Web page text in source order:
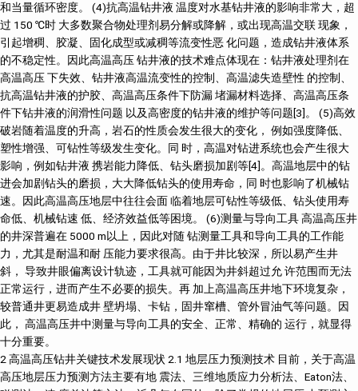
和当量循环密度。 (4)抗高温钻井液 温度对水基钻井液的影响非常大，超
过 150 ℃时 大多数聚合物处理剂易分解或降解，或出现高温交联 现象，
引起增稠、胶凝、固化成型或减稠等流变性恶 化问题，造成钻井液体系
的不稳定性。因此高温高压 钻井液的技术难点体现在：钻井液处理剂在
高温高压 下失效、钻井液高温流变性的控制、高温滤失造壁性 的控制、
抗高温钻井液的护胶、高温高压条件下防漏 堵漏材料选择、高温高压条
件下钻井液的润滑性问题 以及高密度的钻井液的维护等问题[3]。 (5)高效
破岩随着温度的升高，岩石的性质会发生很大的变化， 例如强度降低、
塑性增强、可钻性等级发生变化。同 时，高温对钻进系统也会产生很大
影响，例如钻井液 携岩能力降低、钻头磨损加剧等[4]。高温地层中的钻
进会加剧钻头的磨损，大大降低钻头的使用寿命，同 时也影响了机械钻
速。因此高温高压地层中往往会面 临着地层可钻性等级低、钻头使用寿
命低、机械钻速 低、经济效益低等困境。 (6)测量与导向工具 高温高压井
的井深普遍在 5000 m以上，因此对随 钻测量工具和导向工具的工作能
力，尤其是耐温和耐 压能力要求很高。由于井比较深，所以易产生井
斜， 导致井眼偏离设计轨迹，工具就可能因为井斜超过允 许范围而无法
正常运行，进而产生不必要的损失。再 加上高温高压井地下环境复杂，
较普通井更易造成井 壁坍塌、卡钻，固井窜槽、管外冒油气等问题。因
此， 高温高压井中测量与导向工具的安全、正常、精确的 运行，就显得
十分重要。
2 高温高压钻井关键技术发展现状 2.1 地层压力预测技术 目前，关于高温高压地层压力预测方法主要有地 震法、三维地质应力分析法、Eaton法、磁测法、速 度差法等方法。近几年在国外，除了常规的地层压 力预测方法外，随钻压力监测也得到了越来越多的重 视。比如，Geoservices公司研发了一种可对高温高压 井进行现场地层压力随钻监测的EquiPoise系统，科研 人员根据地层压力监测的实际结果来修正地层压力预 测模型，进而对钻头以下 100~300 m深度的地层压力 剖面进行实时预测。在中海油湛江分公司的钻后实测 压力验证表明，该方法地层孔隙压力预测精度达到了 94%[5]。 另外，一些国外学者还提出了考虑多种因素进行 地层压力预测与分析的新方法。比如，澳大利亚研究 人员通过对伊朗某油田碳酸盐岩储层的研究，利用储 层的压缩性来预测孔隙压力，即当地层被压实时，孔 隙空间减小，会对填充孔隙的流体施加压力，从而建 立了孔隙流体压力产生机制，并尝试了碳酸盐岩孔隙 压力预测的新方法。Stephen等人基于泊松比和杨氏模 量(地震推导)，结合地震反演，得到孔隙度分布和压 缩性的信息，然后将其与孔隙压力联系起来，进而为 远程压力的预测提供了可能性等等。Dutta在研究中将地层压力看作是页岩比率、温度和成岩作用的函数， 通过建立它们之间的关系来预测孔隙压力。Lee等人在 研究中将地层异常高压作为孔隙度和水深的函数建立 起一个新的异常压力预测模型[6-8]。这些方法虽然对施 工有一定的指导作用，但也有一定的局限性，并不能 完全满足深部高温高压地层压力预测的需求。 国内的高温高压井地层压力预测技术多是建立在 基于地震和测井数据的常规方法，同时也借鉴了国外 的一些新技术。近些年，针对南海西部莺歌海盆地和 塔里木盆地等高温高压含油气地层的孔隙压力研究， 促进了我国高温高压孔隙压力预测技术的进步。比较 有代表性的是，蔡军等人改变传统的单井点地层压力 预测模式，从三维地质模型的建立出发，引入三维地 质应力模拟方法，为待钻井提供精确地层压力剖面[9]。 樊建华等基于叠加速度的约束反演获得背景层速度， 再以叠后波阻抗反演获得目的层精确的层速度，然后 采用Fillippone公式直接由地震速度计算得到地层压 力，有效提高了地层压力预测的精度和可靠性[10]。罗 鸣等人研发了深度卡层与智能预警技术和随钻VSP技 术，可实时更新钻头在地震剖面中的位置和钻头前方 高压层的位置，为准确确定套管下入深度、反演下部 层位深度及压力提供参考。还有一些国内学者改进了 国内外的传统地层压力预测公式，并且结合地区的具 体情况，综合利用多种预测技术，提出了高温超压地 层孔隙压力预测的新思路[11-14]。 近几年，面对中国石油资源劣质化和油气勘探开 发对象逐渐复杂化的问题，地质工程一体化技术体系 在国内得到快速发展[15]。地质工程一体化技术是将地 质研究、工程设计和现场实施组织纳入一体化协作体 系，解决工程难题。关键技术主要包括科学化的工作 机制流程、井位和井轨迹优化技术、钻前压力预测技 术、井壁稳定性预测技术和完井改造优化技术等[16]。 目前该技术已得到成功应用，例如在中国南海西部高 温高压井(目的层埋深超过 4000 m，地层压力系数大 于 2.2，温度在 200 ℃左右)地质作业及钻井工程中得 到了成功应用，地质作业成功率由 85%提高至 100%， 钻井作业复杂情况下降 60%，不仅降本增效成果显著， 而且大大提高了钻井效率[17]；塔里木油田的克深储层 是致密气砂岩储层，在高构造应力下，储层压力超过 110 MPa，温度高达 165 ℃，为了更好得到克深储层力 学性质和地应力的关键信息，根据KS205 和KS207 井 的岩芯，以及 15 口井的测井数据建立了综合地质力 学评价系统，为增产人员提供了可靠的信息[18]。在未 来，日益复杂的油气藏勘探开发需要地质工程一体化这一理念及方法，要不断加强创新与尝试，开发出针 对不同油气藏的地质工程一体化技术体系。 在与地层压力密切相关的井壁稳定性方面，井漏 是高温高压钻井面临的最为突出的井壁稳定性问题。 在井漏预测与控制方面，众多学者通过综合分析漏失 层的影响因素，预测可能发生漏失的地层层位，进而 从合理井身结构、钻井液密度、类型、配方、性能及 钻井工程技术措施等方面预防漏失的发生[19]。例如， 中石化针对沙特B区块高温高压气井漏失情况设计了 相关的配套钻井技术，包括井身结构优化、钻头评价 与优选、复合钻进、加强防漏堵漏、应用MPD钻井 技术等[20]；针对塔中区块碳酸盐岩缝洞型异常高温高 压储集层，研究人员研发了一种新型的抗高温高承压 的复合堵漏材料SXM-I，所形成的堵漏钻井液抗温达 到了 180 ℃以上，新配制的堵漏钻井液体系对裂缝和 孔洞均具有较好的封堵效果，裂缝封堵承压 9 MPa以 上；针对南海西部高温高压油气田，研究人员研发了 高温高压井高密度钻井液堵漏技术，并进一步优化了 堵漏钻井液体系,优化前后的堵漏钻井液黏度变化不 大，但钻井液API滤失量降低[21]。近年来，有学者又 提出了包括智能形状记忆合金、智能形状记忆聚合物、 智能凝胶、智能膜和智能仿生材料等智能型材料在复 杂地层中的应用，可显著提高堵漏效率，但总体仍处 于起步阶段，未来仍需制定科学化和智能化的堵漏工 艺，推动钻井液防漏堵漏技术的实用性、创新性和智 能化发展，使之能更好地应用于高温高压等复杂环境 中[22]。 在国外，Dasgupta等人开发的新型耐高温分散纤 维堵漏体系，软化点和熔点在 200 ℃以上，在印度 东部油田和西部海上油田得到了推广应用[23]。Baker Hughes开发的抗高温高压堵漏体系S-II，室内实验抗 温达 204 ℃，室内试验显示，新的堵漏体系在 100 psi 的压差下，能更有效地密封 200 目砂层；在现场应用 过程中，表现出优良的兼容性，能够加固井壁，有 效避免和减少固井过程中的漏失情况，目前已有超 过 100 家企业使用过[24]。BJ Services Company开发的 新型生物可降解聚合物处理剂，引入这种新型处理剂 后，研制的新型堵漏体系抗温达 204 ℃，该体系包含 两种堵漏材料LCM和LCM+，LCM是由疏水改性聚合 物和改性多糖悬浮剂组成，其粒度分布低于 200 µm， LCM+作为桥堵材料使用，粒度分布低于 1500 µm。 其中，LCM的疏水改性聚合物达到一定使用溶度时， 会形成胶束，使用浓度越高，形成的胶束越多，胶束 溶液在地层表面的吸附与在水溶液中的溶解之间存在基于压差的动态平衡。随着压差的增大，越来越多的 胶束吸附并填满地层/裂缝中的孔隙，形成不渗透的 液压膜，起到压力密封的作用，从而阻止流体渗透到 地层/裂缝中。在西班牙的现场作业中，有效提高密 度窗口超过 1.33 ppg。目前在超过 1200 口井中进行过 推广应用[25]。 另外，控压钻井技术是解决漏失和溢流同时存在 等极端情况下的一种有效方法。通过合理的井身结构 优化设计，也可以在一定程度上避免钻完井施工过程 中复杂事故的发生，在解决高温高压井存在多套压力 系统等问题的同时，还可以有效降低钻井过程中的 ECD[26]。这两项技术的进展将在下面做具体讨论。 2.2 井身结构优化设计技术 传统井身结构设计方法通常采用自下而上的方法， 由目的层深度确定完井套管的下入深度，根据地层特 性设计上部套管合理的下入深度，以获取最大的经济 效益，但如今已经不能满足高温高压井的需求[27]。目 前，我国的深井、超深井钻井中普遍采用的套管结构 是 20″—13 3 /8″—9 5 /8″—7″—5″，少数陆地超深 井和海洋钻井已采用 30″—20″—13 3 /8″—9 5 /8″— 7″—5″的套管结构程序[28]。 国内外在深井超深井中采用的套管系列已比较齐 全，应用范围广，不仅有常规系列，也有非常规系 列[28]，以中石油塔里木油田公司与斯伦贝谢合作研发的非标准套管系列(塔里木标准TS II型和TS II-B型) 为例，如图 2 所示。TS II井身结构主要用于开发井， TS II-B井身结构主要用于探井。该非标准套管结构有 效降低了钻井和固井的风险，固井作业合格率从 2005 年的 55%稳步提高到目前的 73%[29]。 在美国陆上和墨西哥湾地区深井超深井钻井应对 多压力系统复杂情况时主要采用拓展井身结构技术来 保障钻井安全，例如采用扩眼技术、膨胀管技术等， 以应对超深井复杂状况。国外对随钻扩眼技术的研究 一直是几大油田服务公司的研究热点及核心技术。几 大油田服务公司都有成熟的随钻扩眼工具，如斯伦贝 谢公司的Rhino系列扩眼工具、哈里伯顿公司的XRTM 和URTM扩眼工具、贝克休斯公司的Gauge Pro扩眼工 具、威德福公司的Rip Tide扩眼工具和国民油井公司 的Anderreamer扩眼工具等[30]。 在国内的南海莺—琼盆地，已知钻井最高井底温 度达到了 249 ℃，最高地层压力系数高达 2.38，绝对 地层压力高达 120 MPa。研究者通过总结以往数十年 的钻井经验，创新采用了“自上而下”、“自下而上” 相结合并综合考虑必封点、ECD、井控和固井因素影 响的双向动态循环井身结构设计方法(图 3)。该技术 在满足所取地质资料要求与地层压力平衡的前提下， 根据地质必封点和地层压力分布确定技术套管的尺寸、 层次和下入深度，根据下部复杂地层情况，制定备用 技术套管方案。设计时优先考虑常规井身结构，在确认常规套管程序无法满足安全钻进的前提下，增加１ 层非常规尺寸套管，保证最后１层套管尺寸满足地层 评价的要求[31]。除此之外，国内为适应海上复杂的高 温高压深井钻井要求，还采用过一种强化型套管、钻 头系列，并取得了成功。该技术主要优点是在不改变 原有套管程序的条件下增加了一层技术套管，可以封 隔 3 套不同压力系统的地层，并可以使用现有配套设 备及工具[28]。 2.3 控压钻井技术 国内外现行主要控压钻井技术有精细控压钻井技 术、微流量控压钻井技术、双梯度控压钻井技术、泥 浆帽控压钻井技术等。国内外多年的实践表明，在诸 多深井、超深井、高温高压井钻探可能面临的钻井复 杂中，窄密度窗口钻井问题最为复杂，其中控压钻井 工艺能有效地解决窄密度窗口钻井难题，随着窄密度 窗口钻井问题愈加普遍和突出，近年来该技术发展也 十分迅速。 国外从 20 世纪 60 年代就已经开始了对精细控压 钻井技术的研究，经过多年的实践与摸索，国外多家 油服公司都开发出了完善的控压钻井系统，目前主要 有以下几种： ① 哈里伯顿公司的Flex移动式集成控压钻井系统 (图 4)：其节流管汇进出口为 4 in，科式流量计出口为 4 in，该产品在简单的安装、拆卸钻机时，无需从拖车 取下装备，可以减少作业时间，而且只需装配旋转控 制装置和管线，集成式的解决方案，便于往返钻井现 场。但其体积比较庞大，安装拆卸比较耗时[32]。 ② 威德福公司的Victus 控压钻井及流体取样系统： 其钻井深度为 500~4600 m，井眼尺寸为 150~220 mm， 流量为 683~1000 L/min。该产品对机器通信以及井下 条件实时分析都来自中央系统的指令，自动响应的同 时还可以比较精确地保持井底压力。产品的取样系统 能够在带压条件下，连续录取砂样，精确分析天然气组分和储层特征。但该系统对井底压力的控制存在误 差与延迟[32]。 ③ 国民油井公司的MPowerD精细控压钻井管理系 统：该产品的工作压力为 13.79 MPa。随时保证井筒压 力的恒定、杜绝事故与复杂工况的同时，还可以精确 监测元件的磨损，增强元件寿命的可预测性。但会因 停泵等原因产生井筒压力变化、设备密封件磨损的问 题[32]。 ④ 斯伦贝谢公司的自动节流控压钻井系统：该系 统可以通过环空压力监测等井下实时监测技术，与已 建立的地质力学、水力学等模型进行比较，对自动节 流阀开度进行自动调整。并可进一步通过一个压力补 偿泵来补偿井底压力(图 5)，保持各种工况下的井底 压力不变，这套系统非常适合窄密度窗口钻井[33-35]。 该系统已在马来西亚浅海超高温高压井中得到了成功 应用[36]。 ⑤ 壳牌公司的动态环空压力控制系统：可以实时 利用水力模型模拟井底及井口压力、流量、温度，预 计井底压力，设定允许的波动范围，调节地面设备以 满足井底压力。我国精细控压钻井技术起步较晚，早期窄密度窗 口复杂井的处理基本都是依靠国外精细控压工艺及设 备。经过多年的摸索及实践，目前国内控压钻井工艺 从理论研究到装备配套都得到进一步完善，并已经在 多个油田进行了成功实验应用。国内的中国石油天然 气集团有限公司从 2008 年开始进行精细控压钻井技术 研究和精细控压钻井装备的研制，在之后的 2011 年， 中国石油集团钻井工程技术研究院依托国家科技重大 专项自主研发了PCDS-Ⅰ精细控压钻井系统。该系统 具有微流量和井底恒压双目标控制功能，可实现自适 应、快速响应、精确控制，并且在塔里木油田库车山 前高温(170 ℃)高压(190 MPa)深部钻井中采用微流量 控压钻井技术钻进高压盐水层，用时 11 天钻穿高压盐 水层，取得了显著效果[37]。但目前还未实现规模化应 用，需要更多的高温高压现场试验。另外在同一时期， 川庆钻探工程有限公司也研发出了完全自主知识产权 的CQMPD-Ⅰ型精细控压钻井系统。该系统可根据实 时采集的工程参数以及井下环空压力参数，由水力学 计算分析与压力控制决策模块实时计算分析与决策并 下达相关指令，进而依靠自动节流控制系统的自动节 流阀来精确控制套压，精确控制环空压力剖面以适应 环空流量或密度等参数变化引起的井底压力变化，确 保控制井底压力在目标值，目前已在在川渝多个井场 和在冀东南堡油田进行了成功的试验[38]。 高温高压井中除了应用精细控压钻井技术外，在 国内的塔里木油田中，也曾实施过简易注气控压钻井 技术与液面监测控压钻井技术，现场应用也证实了可 以有效的解决高温高压地层和窄密度窗口地层所出现 的钻井复杂问题[39]。 2.4 抗高温钻井液技术 目前，抗高温高压钻井液体系研究主要是在不改 变钻井液体系的流变性的基础上，提高钻井液在高温 高压的条件下的综合性能。抗高温钻井液主要可以分 为水基钻井液、油基钻井液与合成基钻井液 3 种。近 几年，高温高压井的环境保护问题日益突出，因此环保型(Liquid-O-Ring)钻井液也逐渐被人们所重视。 (1)高温高压水基钻井液水基钻井液目前在国内外应用最为广泛，国外在深井超深井钻探方面起步较早，水基钻井液的使用温度已经超过 260 ℃[40]。国外有多个钻井液服务公司拥有自主知识产权的高性能水基钻井液，如M-I SWACO公司研制的ULTRADRILTM体系、Baroid公 司研制的Hydro-Guard体系及Baker Hughes公司研制 的PERFORMAX体系等。其所使用的聚合物基本上含 有磺酸基团，以提高钻井液的抗高温能力。国外还有 一种独特的SIV钻井液体系[41]，热稳定性高达 370 ℃。 其他的，如海泡石钻井液、石灰类钻井液、低胶体 钻井液、聚合物钻井液、褐煤表面活性剂钻井液、 DURATHERM水基钻井液体系、THERMA.DIULLTM 高温水基钻井液、水基耐高温钻井液(WBHT)等都有其对应的抗高温水基钻井液产品，根据产品的使用条件，抵抗温度可在 160~260 ℃之间。 与国外相比，我国在高温水基钻井液技术研究方面起步较晚，相应的抗高温处理剂与钻井液体系相对 缺乏。国内 3 大石油公司下属研发机构也均研发了各种高性能水基钻井液，如中国石油集团钻井工程技术研究院研制的高润滑强抑制高性能钻井液体系，中石化中原石油工程有限公司西南钻井分公司研制的 KPF高性能钻井液体系，中海油能源发展股份有限公司工程技术湛江分公司研制的高性能深水钻井液体系 等。除此之外，近几年一些国内学者也研发相应的抗 高温水基钻井液体系，如蒲亮春研发的KGWTEK钻 井液体系，在大丰 1 井的 180 ℃高温井段也能保持良 好的性能，实行了安全钻进[42]；毛惠研制出SDT10、 SDT11 抗高温钻井液关键处理剂，然后以此为基础研 制出了抗 248 ℃的超高温水基钻井液体系配方和抗 220~240 ℃、密度达 2.46~2.55 g/cm3 的超高温超高密度水基钻井液体系[40]等。 (2)高温高压油基钻井液 在一般情况下，油基钻井液的热稳定性可达 260 ℃。在国外，当遇到盐层、易坍塌层、高温层等复杂情况时往往首先考虑使用油基钻井液来克服这些 问题[41]。近年来，美国Intl公司研制的全油钻井液， 其密度低，表面活性剂含量低，减少储层伤害的同时， 也可以抵抗 213 ℃的高温。美国Van Slyke等研制出的钻井液体系密度可达2.39 g/cm3抗310 ℃和203 MPa的 油包水钻井液(油水比为 85 : 15~90 :10)，体系使用了新 型抗高温处理剂配制，具有很好的稳定性[43]。美国的 M-I公司研制的柴油基钻井液VERSADRIL，低毒性矿物油基钻井液VERSACLEAN，单桶化乳化剂油基钻井液MEGADRIL在全球市场上占据着主导地位。其它的 如贝克休斯的NEXT—DRILL逆乳化油包水钻井液体 系，Bechtel公司使用的LVT油基钻井液等，也都已经在现场的高温环境中的得到了成功应用。 在国内，塔里木库车山前超深井、四川威远—长 宁、云南昭通页岩气、大庆致密油水平井等都多采用油基钻井液，虽然国内的油基钻井液的研究起步较晚，但我国近几年油基钻井液技术也获得了飞速发展，形 成了全油基、柴油基、白油基、气制油等多套油基体 系。其中，中石油通过自主攻关，成功研发了乳化剂、 降滤失剂等关键处理剂，形成了国产高密度油基钻井 液技术，并且在克深 1101，克深 21，佳木 2 等井都得 到过成功应用。长城钻探公司研制了可抗高温 200 ℃ 的全油基钻井液抑制性能强，抗污染和润滑性能(404EU)较好， 储集层保护效果好，具有泥页岩水化抑制作用，并且 在苏 10-32-45CH井中得到了成功的应用[43-44]。另外， 国内一些学者也研发了相应的抗高温钻井液体系，如李哲研发的抗高温油基钻井液体系能抗220 ℃的高温， 目前已在NGS-P-2 井得到了成功的应用[45]；刘亚研制 的抗温可达 220 ℃，密度可调至 2.2 g/cm3 的高温高密 度全油基钻井液配方和高温高密度油包水钻井液配方， 在牛 94 井的现场得到了成功的应用[43]。 (3)高温高压合成基钻井液 目前己开发并在现场应用见到效果的合成基钻井液有脂基钻井液、醚基钻井液和聚α-烯烃基钻井液 3 大类，以及后期又发展出的第二代合成基钻井液。国外抗高温合成基钻井液的研发以M-I公司最为突出， 包括：反向逆乳化合成基钻井液体系，现场应用已被证实了可抗 204 ℃的高温，具有钻井稳定，流体易维 护，岩屑亲油不聚集等优点；ECOGREEN酯类合成基钻井液体系和RHELIANT流变性能不变的合成基钻井液体系，主要用于海上或深水钻探，清洁井底能力较 强、重晶石悬浮能力和减小井漏能力较好，对海洋生 态的破坏也比较小[46]。除此之外，贝克休斯INTEQ公 司研制的Syn-TEQ合成基钻井液可耐温高于226.7 ℃， 并且在高温下不水解[41]。美国休斯顿的EEX公司所研制的合成基钻井液，在墨西哥湾的高温井中，已被证实了耐温能达到 226.7 ℃。 国内对抗高温合成基钻井液的研究较少。经过近几年的发展，中海油服也发展了比较成熟的合成基钻井液技术，研制出了一种以气制油为基油的合成基钻 井液，可抗 180 ℃的高温，曾在渤海以及印尼进行过现场试验，提高了 30%的钻速，未发生井下安全事 故，应用效果比国外同类的钻井液还要好。另外，胜利钻井泥浆公司也研制出了抗温高达 200 ℃，密度在 0.88~2.0 g/cm3 的合成基钻井液，在郑 41-平 2 井的强 水敏性砂层四段地层现场得到了成功应用[46]。 (4)环保型(CsTeC)钻井液 国外对环保型钻井液的研究较早，早在 20 世纪 末M-I钻井液有限责任公司就针对温度高达 232 ℃ (450 ºF)的钻井应用，开发过一种环保的新型水性聚 合物系统，之后环保型钻井液也逐渐被人们所重视。 目前，贝克休斯研制过一种新的水基泥浆体系，作为石油和合成乳液基泥浆(OBM/SBM)的一种高性能、保 护环境的替代品。并且已在陆上、深水等地区进行过 广泛的现场测试。还有Bechtel公司低粘低毒矿物油的 LVT油基钻井液；美国Perish Bareid和BP公司专家研 制的可生物降解的油包水钻井液等，也都在现场取得 过良好的效果。 近几年在国内，中石油与中海油也均研发过环 保型钻井液，如中国石油集团钻井工程技术研究院 钻井液研究所研制出的一种抗高温(215 ℃)高密度 (2.15 g/cm3 )低毒油包水钻井液、中国石油海洋工程有 限公司研制的耐高温(200 ℃)新型环保型水基聚合物体系、中国石油天然气集团公司钻井工程技术研究院 研制的新型无毒高温聚合物钻井液。另外，还有一些 国内学者提出了环保型钻井液设计的新原理和新方法， 大大促进了我国环保型钻井液的发展。 除了上述的抗高温钻井液技术以外，中海油在近几年研发了高温高压钻完井液多功能智能工作平 台，工作平台额定工作温度 240 ℃，额定工作压力 48 MPa，该平台既解决了高温深井温度、压力高的难 题，也做到了一机多能，完成了包括高温高压滤失实 验、缝隙堵漏实验、孔隙堵漏实验、岩屑分散实验、 钻井液高温老化实验在内的 5 种钻完井液高温性能五 种测试[47]。该钻完井液多功能智能工作平台的出现， 为今后国内开发出更为先进的智能钻井液设备奠定了 良好的基础。 2.5 钻头与高效破岩技术 钻头在钻进技术和钻进过程中永远都是处于核心 的地位。目前国内外高温高压井所使用的最多的钻头 是金刚石钻头，其中又以孕镶金刚石钻头和金刚石复 合片钻头最具有代表性。而钻进技术的核心就是提高 钻速，不仅关系到钻头，更是涉及到地层、提速工具、 破岩方式、钻进参数的配合、井身结构、钻井液的特 性与排量等诸多因素。 一般的高温高压井井深都很大，随着地层深度与 温度的增加，钻头的使用寿命也在不断降低，所以 近几年国内外对钻头的研究多在提高钻头的使用寿命 上。例如，在国外菲律宾内格罗斯南部开发地，针对 当地的超深井研究设计出了创新的圆锥形金刚石元 件(CDE)，并设计出相应的新型PDC钻头，如图 6 所 示。与传统PDC钻头相比具有更高的冲击强度和耐磨 性[48]。还有一些公司则从钻头的制造工艺上入手，如斯伦贝谢公司研发的新型高温高压PDC钻头刀具制造 技术，提高了PDC的微结构强度并降低了钴含量，从 而提高了金刚石结构的热稳定性与耐磨性，实验室测 试表明，HTHP刀具比标准PDC刀具具有更高的耐磨 性和抗热疲劳性能，提高了约 100 ％，同时又不影响 耐冲击性[49]。不仅如此，国外还设计出了智能钻头。 例如，贝克休斯公司在2017 年发布了行业内第一款自 适应钻头—TerrAdapt，该钻头上有一个调节装置，可 以根据地层岩石的情况，自动调节钻头切削深度，提 高钻井速度[50]；哈里伯顿推出了其新一代自适应钻头 技术—CruzerTM深切削滚珠元件，可以根据井下工况 自动调整钻进参数，大幅降低扭矩的同时还可以提高 机械钻速，增加钻井效益[51]。 在国内，北京石油机械有限公司与中石油共同研 发了一款专门用于高温高压井的带有空心刀具的新型 PDC钻头[52]，但目前还没有进行现场应用。还有一些 学者，对钻头进行了优化，并